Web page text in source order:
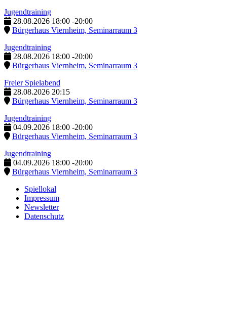
Jugendtraining
28.08.2026 18:00 -20:00
Bürgerhaus Viernheim, Seminarraum 3
Jugendtraining
28.08.2026 18:00 -20:00
Bürgerhaus Viernheim, Seminarraum 3
Freier Spielabend
28.08.2026 20:15
Bürgerhaus Viernheim, Seminarraum 3
Jugendtraining
04.09.2026 18:00 -20:00
Bürgerhaus Viernheim, Seminarraum 3
Jugendtraining
04.09.2026 18:00 -20:00
Bürgerhaus Viernheim, Seminarraum 3
Spiellokal
Impressum
Newsletter
Datenschutz